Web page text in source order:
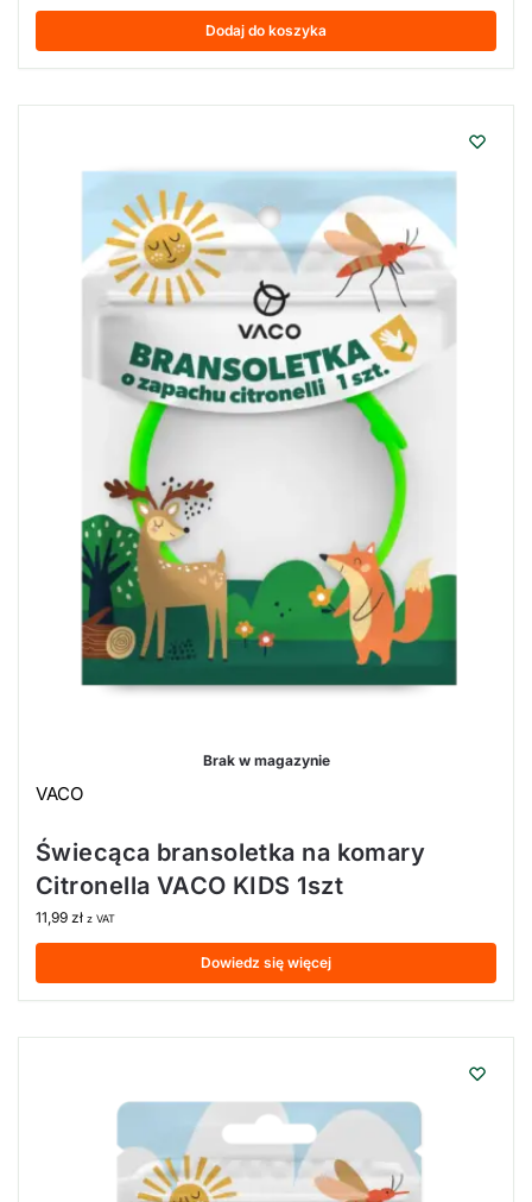
Dodaj do koszyka
Brak w magazynie
VACO
Świecąca bransoletka na komary
Citronella VACO KIDS 1szt
11,99 zł z VAT
Dowiedz się więcej